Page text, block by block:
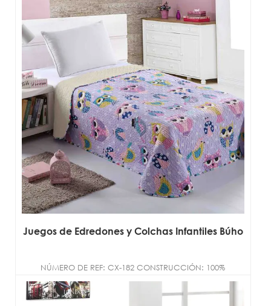
DOBLE/COMPLETO/REINA/R...
Juegos de Edredones y Colchas Infantiles Búho
NÚMERO DE REF: CX-182 CONSTRUCCIÓN: 100%
microfibra de poliéster TAMAÑO:
DOBLE/COMPLETO/REINA/R...